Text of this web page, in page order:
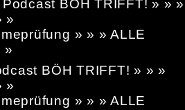
BÖH TRIFFT! » » »
»
» » » ALLE
»
BÖH TRIFFT! » » »
»
» » » ALLE